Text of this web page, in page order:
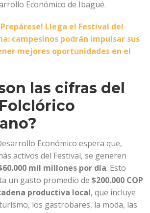
Económico de Ibagué.
Llega el Festival del
campesinos podrán impulsar sus
mejores oportunidades en el
las cifras del
Económico espera que,
activos del Festival, se generen
mil millones por día. Esto
un gasto promedio de $200.000 COP
productiva local, que incluye
los gastrobares, la moda, las